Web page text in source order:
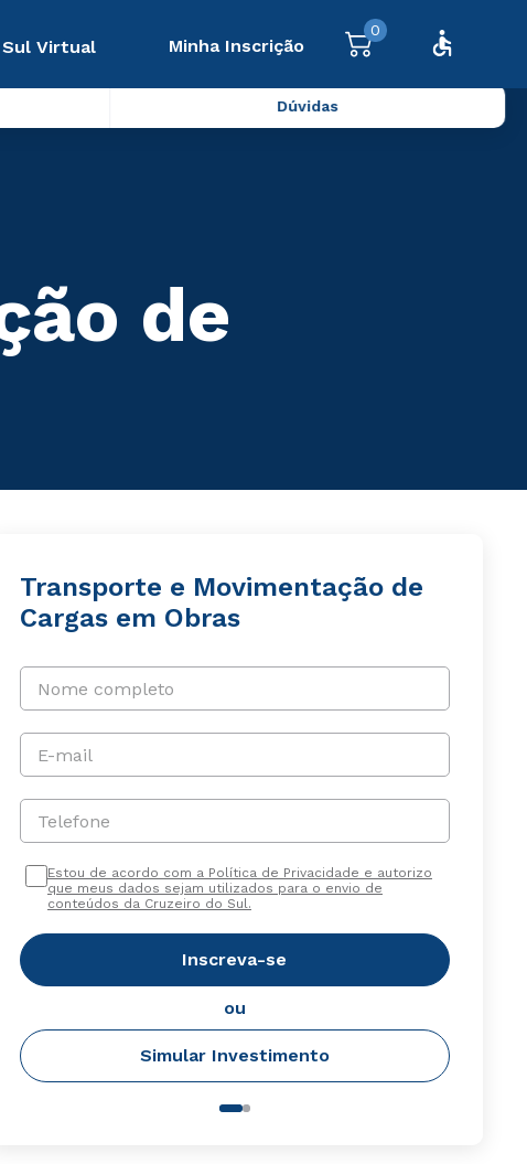
Virtual Minha Inscrição
0
Dúvidas
de
Transporte e Movimentação de
Cargas em Obras
Nome completo
E-mail
Telefone
Estou de acordo com a Política de Privacidade e autorizo
que meus dados sejam utilizados para o envio de
conteúdos da Cruzeiro do Sul.
Inscreva-se
ou
Simular Investimento